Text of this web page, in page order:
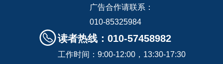
广告合作请联系：
010-85325984
读者热线：010-57458982
工作时间：9:00-12:00，13:30-17:30